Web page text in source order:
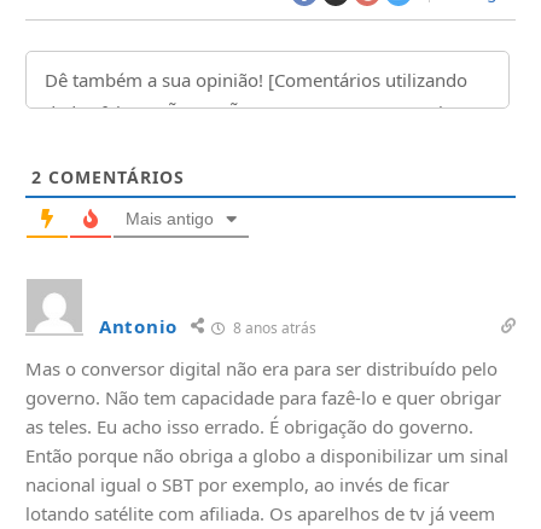
2 COMENTÁRIOS
Mais antigo
Antonio 8 anos atrás
Mas o conversor digital não era para ser distribuído pelo
governo. Não tem capacidade para fazê-lo e quer obrigar
as teles. Eu acho isso errado. É obrigação do governo.
Então porque não obriga a globo a disponibilizar um sinal
nacional igual o SBT por exemplo, ao invés de ficar
lotando satélite com afiliada. Os aparelhos de tv já veem